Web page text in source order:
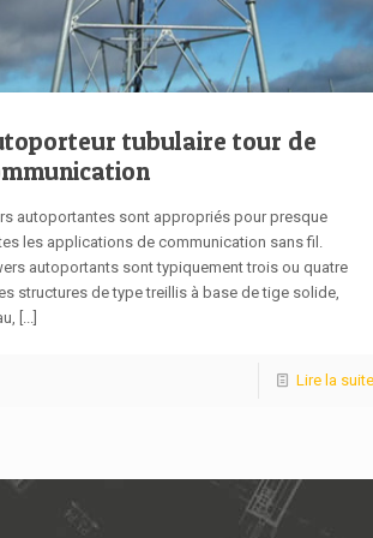
tubulaire tour de
autoportantes sont appropriés pour presque
les applications de communication sans fil.
autoportants sont typiquement trois ou quatre
structures de type treillis à base de tige solide,
Lire la